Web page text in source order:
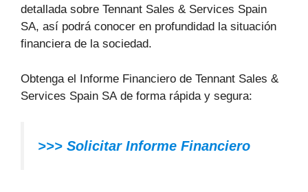
detallada sobre Tennant Sales & Services Spain
SA, así podrá conocer en profundidad la situación
financiera de la sociedad.
Obtenga el Informe Financiero de Tennant Sales &
Services Spain SA de forma rápida y segura:
>>> Solicitar Informe Financiero